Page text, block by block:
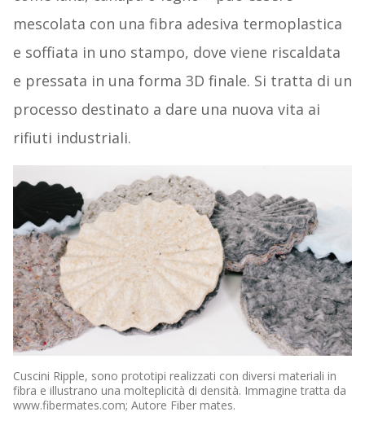
mescolata con una fibra adesiva termoplastica
e soffiata in uno stampo, dove viene riscaldata
e pressata in una forma 3D finale. Si tratta di un
processo destinato a dare una nuova vita ai
rifiuti industriali.
Cuscini Ripple, sono prototipi realizzati con diversi materiali in
fibra e illustrano una molteplicità di densità. Immagine tratta da
www.fibermates.com; Autore Fiber mates.